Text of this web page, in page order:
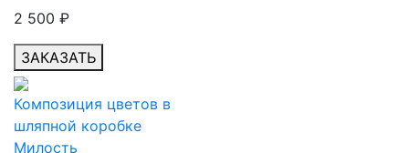
2 500 ₽
ЗАКАЗАТЬ
Композиция цветов в
шляпной коробке
Милость